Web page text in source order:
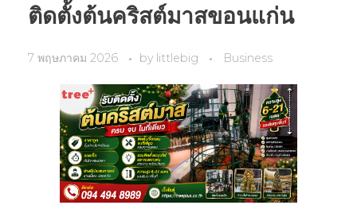
ติดตั้งต้นคริสต์มาสขอนแก่น
7 พฤษภาคม 2026 by littlebig Business